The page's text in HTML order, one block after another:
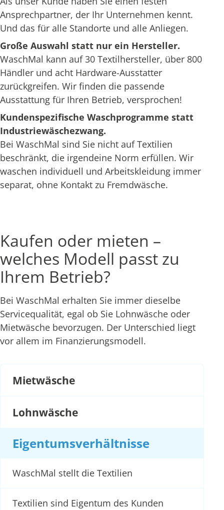
Ansprechpartner, der Ihr Unternehmen kennt.
Und das für alle Standorte und alle Anliegen.
Große Auswahl statt nur ein Hersteller.
WaschMal kann auf 30 Textilhersteller, über 800
Händler und acht Hardware-Ausstatter
zurückgreifen. Wir finden die passende
Ausstattung für Ihren Betrieb, versprochen!
Kundenspezifische Waschprogramme statt
Industriewäschezwang.
Bei WaschMal sind Sie nicht auf Textilien
beschränkt, die irgendeine Norm erfüllen. Wir
waschen individuell und Arbeitskleidung immer
separat, ohne Kontakt zu Fremdwäsche.
Kaufen oder mieten –
welches Modell passt zu
Ihrem Betrieb?
Bei WaschMal erhalten Sie immer dieselbe
Servicequalität, egal ob Sie Lohnwäsche oder
Mietwäsche bevorzugen. Der Unterschied liegt
vor allem im Finanzierungsmodell.
Mietwäsche
Lohnwäsche
Eigentumsverhältnisse
WaschMal stellt die Textilien
Textilien sind Eigentum des Kunden